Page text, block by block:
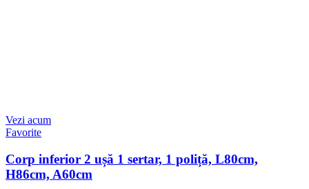
Vezi acum
Favorite
Corp inferior 2 ușă 1 sertar, 1 poliță, L80cm,
H86cm, A60cm